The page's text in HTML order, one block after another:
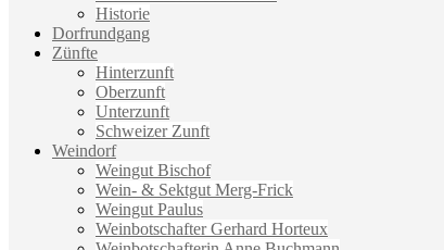
Historie
Dorfrundgang
Zünfte
Hinterzunft
Oberzunft
Unterzunft
Schweizer Zunft
Weindorf
Weingut Bischof
Wein- & Sektgut Merg-Frick
Weingut Paulus
Weinbotschafter Gerhard Horteux